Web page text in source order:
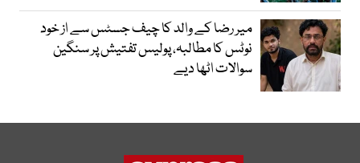
میر رضا کے والد کا چیف جسٹس سے از خود
نوٹس کا مطالبہ، پولیس تفتیش پر سنگین
سوالات اٹھا دیے